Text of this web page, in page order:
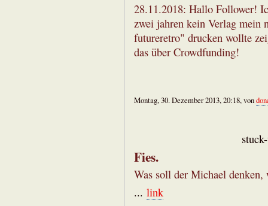
28.11.2018: Hallo Follower!
zwei jahren kein Verlag mein
futureretro" drucken wollte
das über Crowdfunding!
Montag, 30. Dezember 2013, 20:18, von
Fies.
Was soll der Michael denken,
... link